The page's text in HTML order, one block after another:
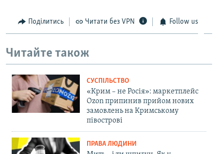
Поділитись Читати без VPN Follow us
Читайте також
СУСПІЛЬСТВО
«Крим – не Росія»: маркетплейс
Ozon припинив прийом нових
замовлень на Кримському
півострові
ПРАВА ЛЮДИНИ